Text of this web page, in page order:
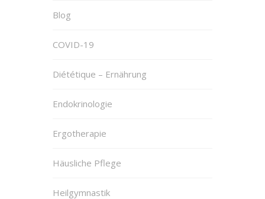
Blog
COVID-19
Diététique – Ernährung
Endokrinologie
Ergotherapie
Häusliche Pflege
Heilgymnastik